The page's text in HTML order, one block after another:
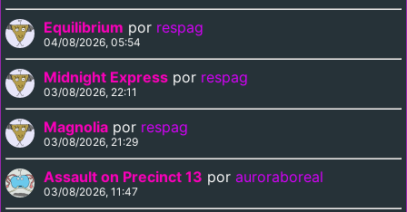
Equilibrium por respag
04/08/2026, 05:54
Midnight Express por respag
03/08/2026, 22:11
Magnolia por respag
03/08/2026, 21:29
Assault on Precinct 13 por auroraboreal
03/08/2026, 11:47